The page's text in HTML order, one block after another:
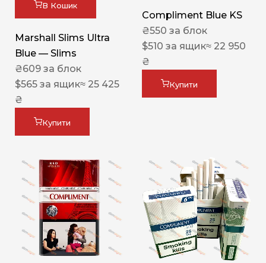
В Кошик
Marshall Slims Ultra
Blue — Slims
₴609 за блок
$565 за ящик≈ 25 425
₴
Купити
Compliment Blue KS
₴550 за блок
$510 за ящик≈ 22 950
₴
Купити